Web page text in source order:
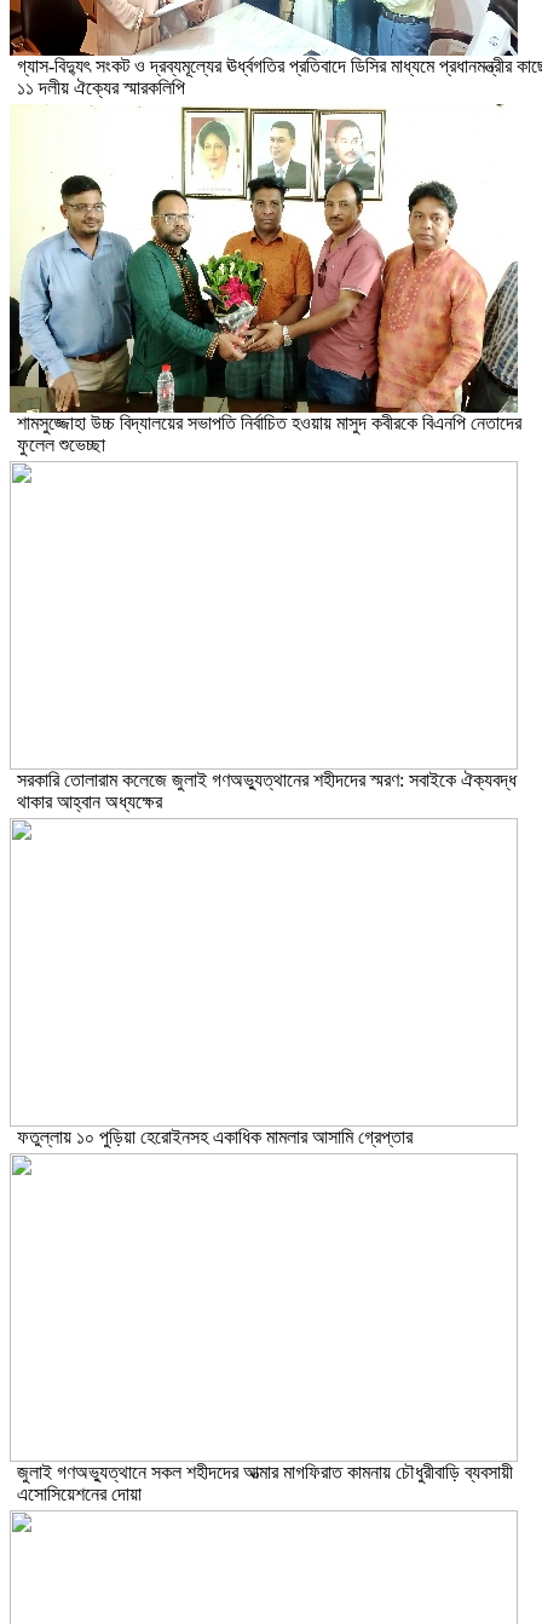
গ্যাস-বিদ্যুৎ সংকট ও দ্রব্যমূল্যের ঊর্ধ্বগতির প্রতিবাদে ডিসির মাধ্যমে প্রধানমন্ত্রীর
১১ দলীয় ঐক্যের স্মারকলিপি
শামসুজ্জোহা উচ্চ বিদ্যালয়ের সভাপতি নির্বাচিত হওয়ায় মাসুদ কবীরকে বিএনপি নেতাদের
ফুলেল শুভেচ্ছা
সরকারি তোলারাম কলেজে জুলাই গণঅভ্যুত্থানের শহীদদের স্মরণ: সবাইকে ঐক্যবদ্ধ
থাকার আহ্বান অধ্যক্ষের
ফতুল্লায় ১০ পুড়িয়া হেরোইনসহ একাধিক মামলার আসামি গ্রেপ্তার
জুলাই গণঅভ্যুত্থানে সকল শহীদদের আত্মার মাগফিরাত কামনায় চৌধুরীবাড়ি ব্যবসায়ী
এসোসিয়েশনের দোয়া